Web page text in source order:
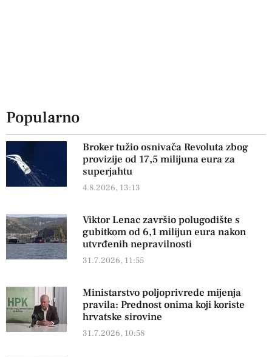
Popularno
Broker tužio osnivača Revoluta zbog
provizije od 17,5 milijuna eura za
superjahtu
4.8.2026, 13:13
Viktor Lenac završio polugodište s
gubitkom od 6,1 milijun eura nakon
utvrđenih nepravilnosti
31.7.2026, 11:55
Ministarstvo poljoprivrede mijenja
pravila: Prednost onima koji koriste
hrvatske sirovine
31.7.2026, 10:58